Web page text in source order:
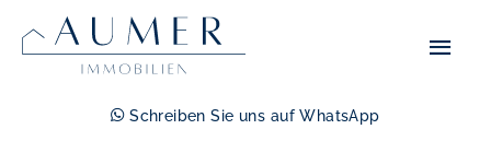
Schreiben Sie uns auf WhatsApp